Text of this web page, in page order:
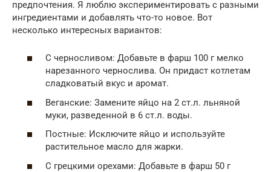
предпочтения. Я люблю экспериментировать с разными
ингредиентами и добавлять что-то новое. Вот
несколько интересных вариантов:
С черносливом: Добавьте в фарш 100 г мелко
нарезанного чернослива. Он придаст котлетам
сладковатый вкус и аромат.
Веганские: Замените яйцо на 2 ст.л. льняной
муки, разведенной в 6 ст.л. воды.
Постные: Исключите яйцо и используйте
растительное масло для жарки.
С грецкими орехами: Добавьте в фарш 50 г